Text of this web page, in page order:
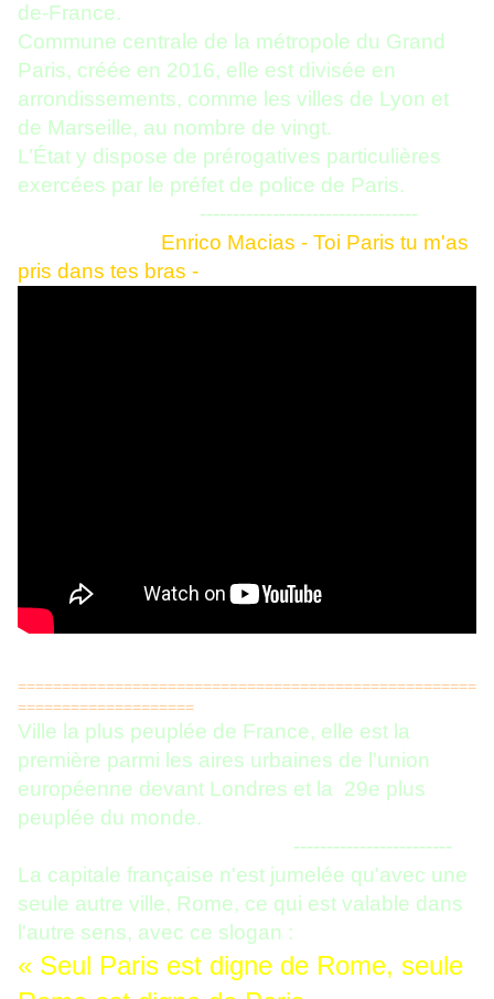
de-France.
Commune centrale de la métropole du Grand
Paris, créée en 2016, elle est divisée en
arrondissements, comme les villes de Lyon et
de Marseille, au nombre de vingt.
L’État y dispose de prérogatives particulières
exercées par le préfet de police de Paris.
---------------------------------
Enrico Macias - Toi Paris tu m'as
pris dans tes bras -
====================================================
====================
Ville la plus peuplée de France, elle est la
première parmi les aires urbaines de l'union
européenne devant Londres et la 29e plus
peuplée du monde.
------------------------
La capitale française n'est jumelée qu'avec une
seule autre ville, Rome, ce qui est valable dans
l'autre sens, avec ce slogan :
« Seul Paris est digne de Rome, seule